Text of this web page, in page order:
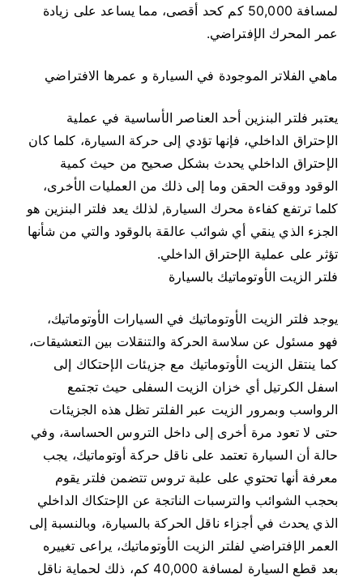
لمسافة 50,000 كم كحد أقصى، مما يساعد على زيادة
عمر المحرك الإفتراضي.
ماهي الفلاتر الموجودة في السيارة و عمرها الافتراضي
يعتبر فلتر البنزين أحد العناصر الأساسية في عملية
الإحتراق الداخلي، فإنها تؤدي إلى حركة السيارة، كلما كان
الإحتراق الداخلي يحدث بشكل صحيح من حيث كمية
الوقود ووقت الحقن وما إلى ذلك من العمليات الأخرى،
كلما ترتفع كفاءة محرك السيارة, لذلك يعد فلتر البنزين هو
الجزء الذي ينقي أي شوائب عالقة بالوقود والتي من شأنها
تؤثر على عملية الإحتراق الداخلي.
فلتر الزيت الأوتوماتيك بالسيارة
يوجد فلتر الزيت الأوتوماتيك في السيارات الأوتوماتيك،
فهو مسئول عن سلاسة الحركة والتنقلات بين التعشيقات،
كما ينتقل الزيت الأوتوماتيك مع جزيئات الإحتكاك إلى
اسفل الكرتيل أي خزان الزيت السفلى حيث تجتمع
الرواسب وبمرور الزيت عبر الفلتر تظل هذه الجزيئات
حتى لا تعود مرة أخرى إلى داخل التروس الحساسة، وفي
حالة أن السيارة تعتمد على ناقل حركة أوتوماتيك، يجب
معرفة أنها تحتوي على علبة تروس تتضمن فلتر يقوم
بحجب الشوائب والترسبات الناتجة عن الإحتكاك الداخلي
الذي يحدث في أجزاء ناقل الحركة بالسيارة، وبالنسبة إلى
العمر الإفتراضي لفلتر الزيت الأوتوماتيك، يراعى تغييره
بعد قطع السيارة لمسافة 40,000 كم، ذلك لحماية ناقل